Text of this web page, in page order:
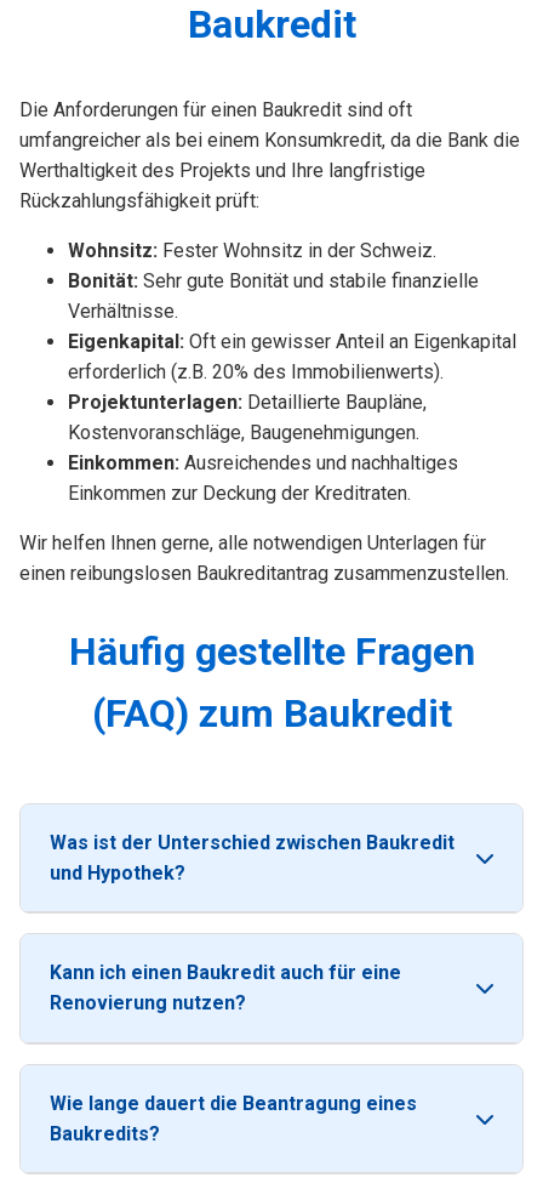
Baukredit
Die Anforderungen für einen Baukredit sind oft
umfangreicher als bei einem Konsumkredit, da die Bank die
Werthaltigkeit des Projekts und Ihre langfristige
Rückzahlungsfähigkeit prüft:
Wohnsitz: Fester Wohnsitz in der Schweiz.
Bonität: Sehr gute Bonität und stabile finanzielle
Verhältnisse.
Eigenkapital: Oft ein gewisser Anteil an Eigenkapital
erforderlich (z.B. 20% des Immobilienwerts).
Projektunterlagen: Detaillierte Baupläne,
Kostenvoranschläge, Baugenehmigungen.
Einkommen: Ausreichendes und nachhaltiges
Einkommen zur Deckung der Kreditraten.
Wir helfen Ihnen gerne, alle notwendigen Unterlagen für
einen reibungslosen Baukreditantrag zusammenzustellen.
Häufig gestellte Fragen
(FAQ) zum Baukredit
Was ist der Unterschied zwischen Baukredit
und Hypothek?
Kann ich einen Baukredit auch für eine
Renovierung nutzen?
Wie lange dauert die Beantragung eines
Baukredits?